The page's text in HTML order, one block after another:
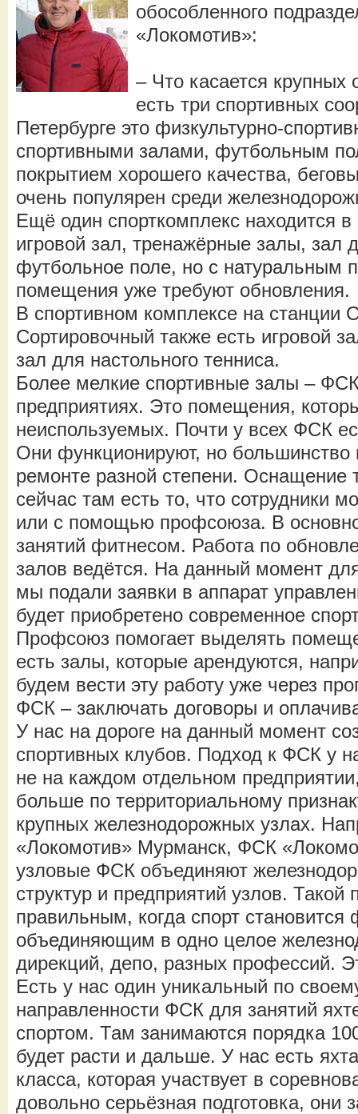
обособленного
«Локомотив»:
– Что касается крупных
есть три спортивных
Петербурге это физкультурно-
спортивными залами, футбольным
покрытием хорошего качества,
очень популярен среди
Ещё один спорткомплекс находится
игровой зал, тренажёрные залы, зал
футбольное поле, но с натуральным
помещения уже требуют обновления.
В спортивном комплексе на станции
Сортировочный также есть игровой
зал для настольного тенниса.
Более мелкие спортивные залы –
предприятиях. Это помещения,
неиспользуемых. Почти у всех ФСК
Они функционируют, но большинство
ремонте разной степени. Оснащение
сейчас там есть то, что сотрудники
или с помощью профсоюза. В
занятий фитнесом. Работа по
залов ведётся. На данный момент
мы подали заявки в аппарат
будет приобретено современное
Профсоюз помогает выделять
есть залы, которые арендуются,
будем вести эту работу уже через
ФСК – заключать договоры и
У нас на дороге на данный момент
спортивных клубов. Подход к ФСК у
не на каждом отдельном
больше по территориальному
крупных железнодорожных узлах.
«Локомотив» Мурманск, ФСК
узловые ФСК объединяют
структур и предприятий узлов. Такой
правильным, когда спорт становится
объединяющим в одно целое
дирекций, депо, разных профессий.
Есть у нас один уникальный по
направленности ФСК для занятий
спортом. Там занимаются порядка
будет расти и дальше. У нас есть
класса, которая участвует в
довольно серьёзная подготовка, они